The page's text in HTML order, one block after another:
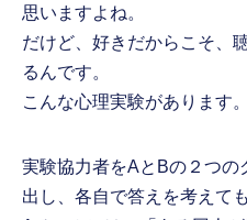
思いますよね。
だけど、好きだからこそ、
るんです。
こんな心理実験があります。
実験協力者をAとBの２つの
出し、各自で答えを考えて